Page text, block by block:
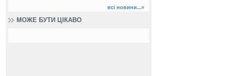
всі новини...»
МОЖЕ БУТИ ЦІКАВО